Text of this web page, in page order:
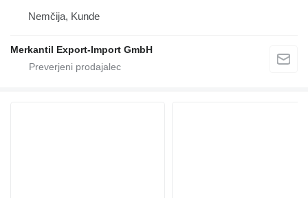
Nemčija, Kunde
Merkantil Export-Import GmbH